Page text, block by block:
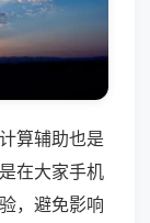
算辅助也是
在大家手机
，避免影响